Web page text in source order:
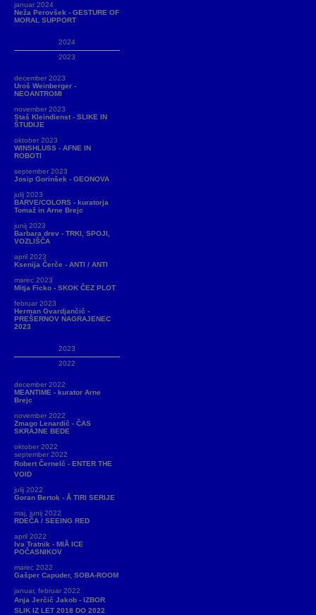
januar 2024
Neža Perovšek - GESTURE OF
MORAL SUPPORT
2024
2023
december 2023
Uroš Weinberger -
NEOANTROMI
november 2023
Staš Kleindienst - SLIKE IN
ŠTUDIJE
oktober 2023
WINSHLUSS - AFNE IN
ROBOTI
september 2023
Josip Gorinšek - GEONOVA
julij 2023
BARVE/COLORS - kuratorja
Tomaž in Arne Brejc
junij 2023
Barbara drev - TRKI, SPOJI,
VOZLIŠČA
april 2023
Ksenija Čerče - ANTI / ANTI
marec 2023
Mitja Ficko - SKOK ČEZ PLOT
februar 2023
Herman Gvardjančič -
PREŠERNOV NAGRAJENEC
2023
2023
2022
december 2022
MEANTIME - kurator Arne
Brejc
november 2022
Zmago Lenardič - ČAS
SKRAJNE BEDE
oktober 2022
september 2022
Robert Černelč - ENTER THE
VOID
julij 2022
Goran Bertok - Å TIRI SERIJE
maj, junij 2022
RDEČA / SEEING RED
april 2022
Iva Tratnik - MIÅ ICE
POČASNIKOV
marec 2022
Gašper Capuder, SOBA-ROOM
januar, februar 2022
Anja Jerčič Jakob - IZBOR
SLIK IZ LET 2018 DO 2022